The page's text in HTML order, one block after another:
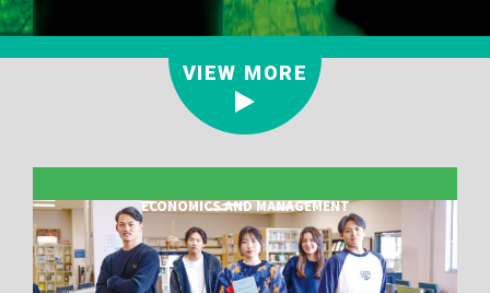
VIEW MORE
ECONOMICS AND MANAGEMENT